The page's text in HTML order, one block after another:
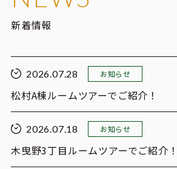
新着情報
2026.07.28 お知らせ
松村A棟ルームツアーでご紹介！
2026.07.18 お知らせ
木曳野3丁目ルームツアーでご紹介！